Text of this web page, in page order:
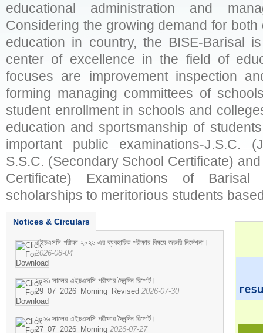
educational administration and
Considering the growing demand for
education in country, the BISE-Barisal
center of excellence in the field of
focuses are improvement inspection
forming managing committees of
student enrollment in schools and
education and sportsmanship of
important public examinations-J.S.C.
S.S.C. (Secondary School Certificate)
Certificate) Examinations of
scholarships to meritorious students
Notices & Circulars
এইচএসসি পরীক্ষা ২০২৬-এর ব্যবহারিক পরীক্ষার বিষয়ে জরুরি নির্দেশনা।
2026-08-04
২০২৬ সালের এইচএসসি পরীক্ষার দৈনন্দিন রিপোর্ট।
29_07_2026_Morning_Revised 2026-07-30
২০২৬ সালের এইচএসসি পরীক্ষার দৈনন্দিন রিপোর্ট।
27_07_2026_Morning 2026-07-27